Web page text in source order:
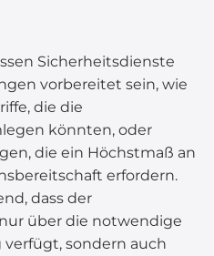
Sicherheitsdienste
vorbereitet sein, wie
die die
könnten, oder
die ein Höchstmaß an
erfordern.
dass der
über die notwendige
sondern auch